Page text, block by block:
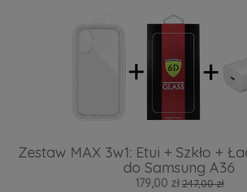
Zestaw MAX 3w1: Etui + Szkło +
do Samsung A36
179,00 zł 247,00 zł